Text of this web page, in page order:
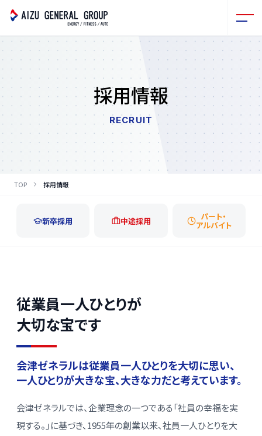
採用情報
RECRUIT
TOP 採用情報
新卒採用 中途採用 パート・
アルバイト
従業員一人ひとりが
大切な宝です
会津ゼネラルは従業員一人ひとりを大切に思い、
一人ひとりが大きな宝、大きな力だと考えています。
会津ゼネラルでは、企業理念の一つである「社員の幸福を実
現する。」に基づき、1955年の創業以来、社員一人ひとりを大